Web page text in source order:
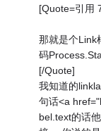
[Quote=引用
那就是个Link
码
[/Quote]
我知道的
句话<a
bel.text的话